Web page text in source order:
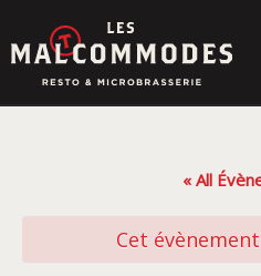
to
content
« All
Cet